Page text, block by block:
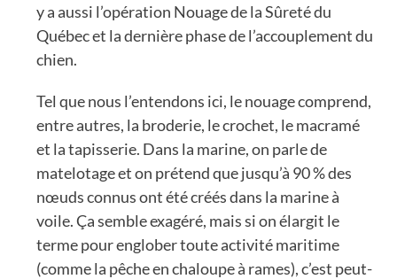
y a aussi l’opération Nouage de la Sûreté du
Québec et la dernière phase de l’accouplement du
chien.
Tel que nous l’entendons ici, le nouage comprend,
entre autres, la broderie, le crochet, le macramé
et la tapisserie. Dans la marine, on parle de
matelotage et on prétend que jusqu’à 90 % des
nœuds connus ont été créés dans la marine à
voile. Ça semble exagéré, mais si on élargit le
terme pour englober toute activité maritime
(comme la pêche en chaloupe à rames), c’est peut-